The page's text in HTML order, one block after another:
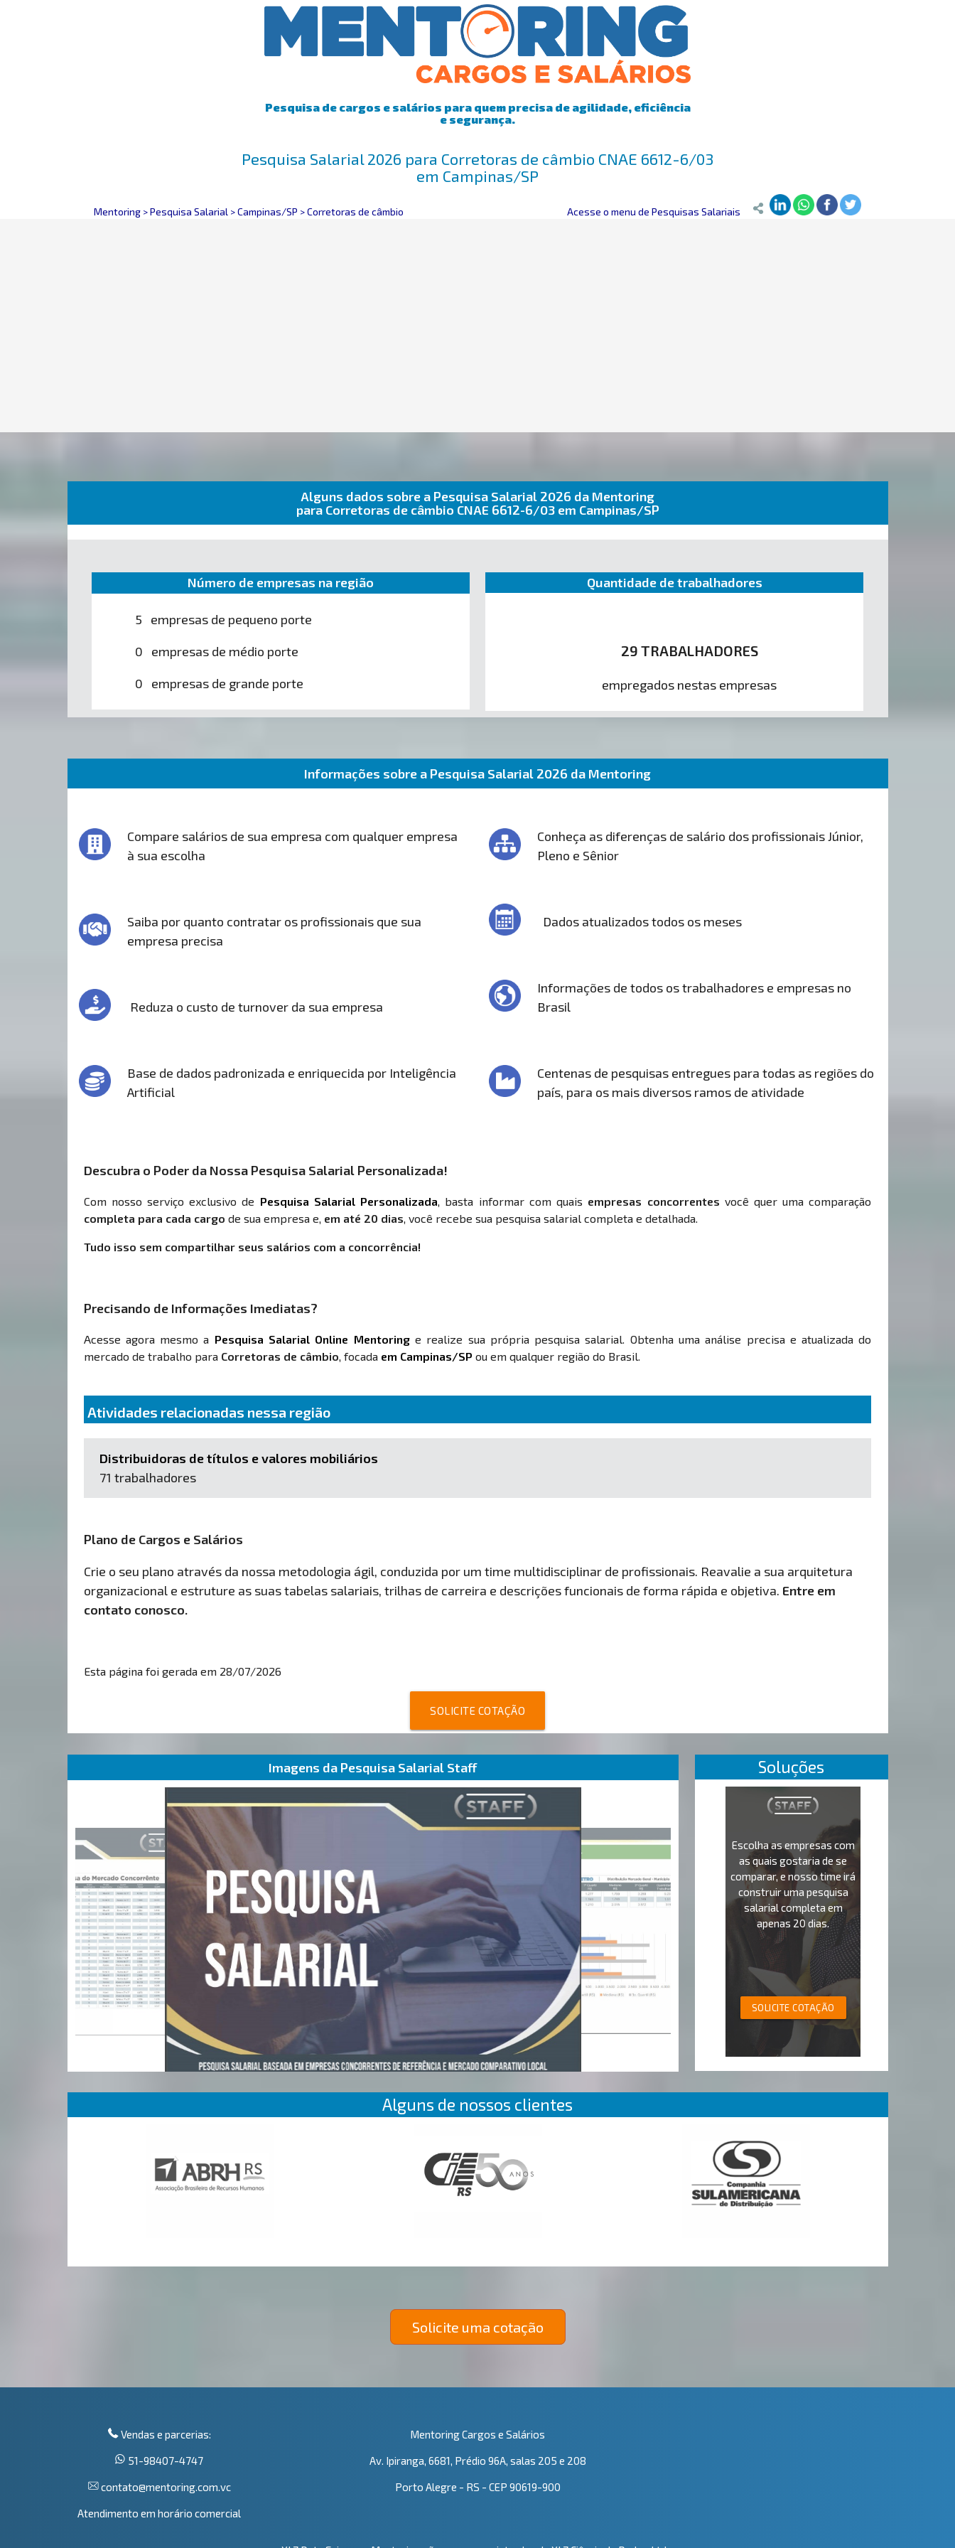
Pesquisa de cargos e salários para quem precisa de agilidade, eficiência
e segurança.
Pesquisa Salarial 2026 para Corretoras de câmbio CNAE 6612-6/03
em Campinas/SP
Mentoring >Pesquisa Salarial >Campinas/SP >Corretoras de câmbio Acesse o menu de Pesquisas Salariais
Alguns dados sobre a Pesquisa Salarial 2026 da Mentoring
para Corretoras de câmbio CNAE 6612-6/03 em Campinas/SP
Número de empresas na região
5 empresas de pequeno porte
0 empresas de médio porte
0 empresas de grande porte
Quantidade de trabalhadores
29 TRABALHADORES
empregados nestas empresas
Informações sobre a Pesquisa Salarial 2026 da Mentoring
Compare salários de sua empresa com qualquer empresa
à sua escolha
Saiba por quanto contratar os profissionais que sua
empresa precisa
Reduza o custo de turnover da sua empresa
Base de dados padronizada e enriquecida por Inteligência
Artificial
Conheça as diferenças de salário dos profissionais Júnior,
Pleno e Sênior
Dados atualizados todos os meses
Informações de todos os trabalhadores e empresas no
Brasil
Centenas de pesquisas entregues para todas as regiões do
país, para os mais diversos ramos de atividade
Descubra o Poder da Nossa Pesquisa Salarial Personalizada!
Com nosso serviço exclusivo de Pesquisa Salarial Personalizada, basta informar com quais empresas concorrentes você quer uma comparação
completa para cada cargo de sua empresa e, em até 20 dias, você recebe sua pesquisa salarial completa e detalhada.
Tudo isso sem compartilhar seus salários com a concorrência!
Precisando de Informações Imediatas?
Acesse agora mesmo a Pesquisa Salarial Online Mentoringe realize sua própria pesquisa salarial. Obtenha uma análise precisa e atualizada do
mercado de trabalho para Corretoras de câmbio, focada em Campinas/SP ou em qualquer região do Brasil.
Atividades relacionadas nessa região
Distribuidoras de títulos e valores mobiliários
71 trabalhadores
Plano de Cargos e Salários
Crie o seu plano através da nossa metodologia ágil, conduzida por um time multidisciplinar de profissionais. Reavalie a sua arquitetura
organizacional e estruture as suas tabelas salariais, trilhas de carreira e descrições funcionais de forma rápida e objetiva. Entre em
contato conosco.
Esta página foi gerada em 28/07/2026
SOLICITE COTAÇÃO
Imagens da Pesquisa Salarial Staff Soluções
Escolha as empresas com
as quais gostaria de se
comparar, e nosso time irá
construir uma pesquisa
salarial completa em
apenas 20 dias.
SOLICITE COTAÇÃO
Alguns de nossos clientes
Solicite uma cotação
Vendas e parcerias:
51-98407-4747
contato@mentoring.com.vc
Atendimento em horário comercial
Mentoring Cargos e Salários
Av. Ipiranga, 6681, Prédio 96A, salas 205 e 208
Porto Alegre - RS - CEP 90619-900